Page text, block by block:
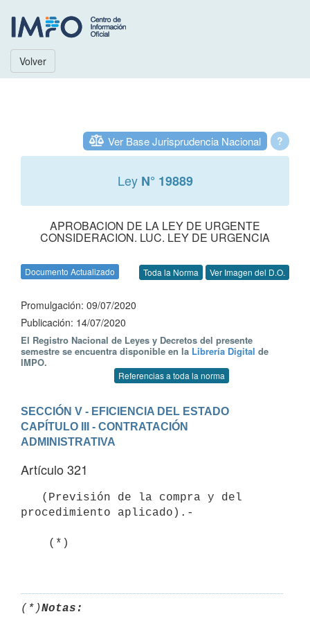
Volver
?
Ver Base Jurisprudencia Nacional
Ley N° 19889
APROBACION DE LA LEY DE URGENTE
CONSIDERACION. LUC. LEY DE URGENCIA
Documento Actualizado Toda la Norma Ver Imagen del D.O.
Promulgación: 09/07/2020
Publicación: 14/07/2020
El Registro Nacional de Leyes y Decretos del presente
semestre se encuentra disponible en la Librería Digital de
IMPO.
Referencias a toda la norma
SECCIÓN V - EFICIENCIA DEL ESTADO
CAPÍTULO III - CONTRATACIÓN
ADMINISTRATIVA
Artículo 321
procedimiento aplicado).-
(*)Notas: